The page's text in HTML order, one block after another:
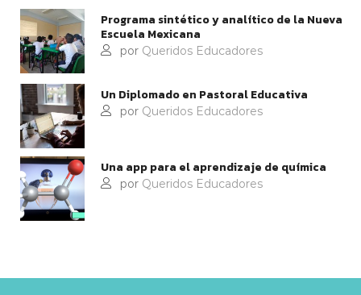
Programa sintético y analítico de la Nueva
Escuela Mexicana
por Queridos Educadores
Un Diplomado en Pastoral Educativa
por Queridos Educadores
Una app para el aprendizaje de química
por Queridos Educadores